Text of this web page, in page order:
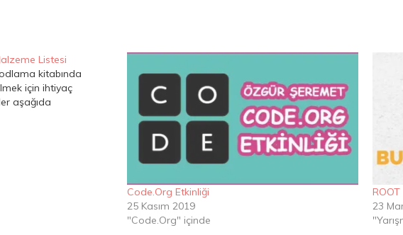
Listesi
kitabında
için ihtiyaç
aşağıda
Code.Org Etkinliği
25 Kasım 2019
"Code.Org" içinde
23